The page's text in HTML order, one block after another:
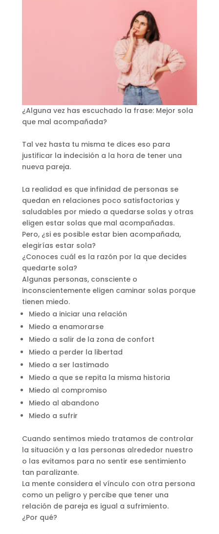
¿Alguna vez has escuchado la frase: Mejor sola
que mal acompañada?
Tal vez hasta tu misma te dices eso para
justificar la indecisión a la hora de tener una
nueva pareja.
La realidad es que infinidad de personas se
quedan en relaciones poco satisfactorias y
saludables por miedo a quedarse solas y otras
eligen estar solas que mal acompañadas.
Pero, ¿si es posible estar bien acompañada,
elegirías estar sola?
¿Conoces cuál es la razón por la que decides
quedarte sola?
Algunas personas, consciente o
inconscientemente eligen caminar solas porque
tienen miedo.
Miedo a iniciar una relación
Miedo a enamorarse
Miedo a salir de la zona de confort
Miedo a perder la libertad
Miedo a ser lastimado
Miedo a que se repita la misma historia
Miedo al compromiso
Miedo al abandono
Miedo a sufrir
Cuando sentimos miedo tratamos de controlar
la situación y a las personas alrededor nuestro
o las evitamos para no sentir ese sentimiento
tan paralizante.
La mente considera el vínculo con otra persona
como un peligro y percibe que tener una
relación de pareja es igual a sufrimiento.
¿Por qué?